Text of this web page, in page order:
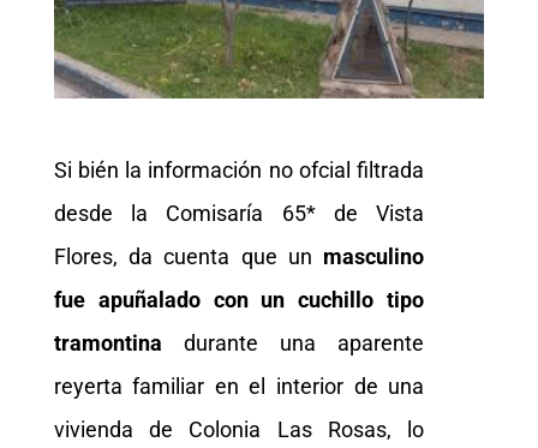
Si bién la información no ofcial filtrada
desde la Comisaría 65* de Vista
Flores, da cuenta que un masculino
fue apuñalado con un cuchillo tipo
tramontina durante una aparente
reyerta familiar en el interior de una
vivienda de Colonia Las Rosas, lo